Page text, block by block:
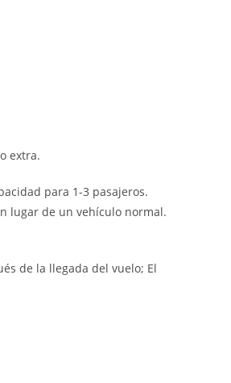
extra.
para 1-3 pasajeros.
lugar de un vehículo normal.
de la llegada del vuelo; El